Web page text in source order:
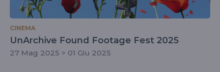
CINEMA
UnArchive Found Footage Fest 2025
27 Mag 2025 > 01 Giu 2025